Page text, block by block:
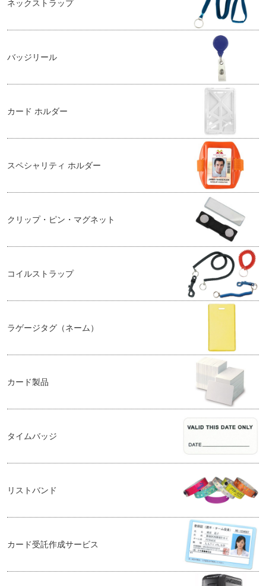
ネックストラップ
バッジリール
カード ホルダー
スペシャリティ ホルダー
クリップ・ピン・マグネット
コイルストラップ
ラゲージタグ（ネーム）
カード製品
タイムバッジ
リストバンド
カード受託作成サービス